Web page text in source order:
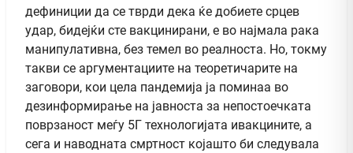
дефиниции да се тврди дека ќе добиете срцев
удар, бидејќи сте вакцинирани, е во најмала рака
манипулативна, без темел во реалноста. Но, токму
такви се аргументациите на теоретичарите на
заговори, кои цела пандемија ја поминаа во
дезинформирање на јавноста за непостоечката
поврзаност меѓу 5Г технологијата ивакцините, а
сега и наводната смртност којашто би следувала